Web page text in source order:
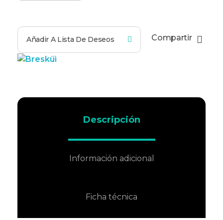
Añadir A Lista De Deseos Compartir
Descripción
Información adicional
Ficha técnica